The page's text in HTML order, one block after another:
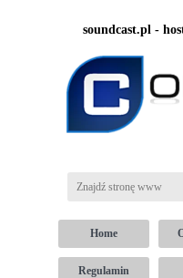
soundcast.pl -
Home
Regulamin